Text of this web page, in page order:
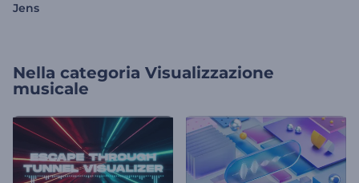
Jens
Nella categoria Visualizzazione
musicale